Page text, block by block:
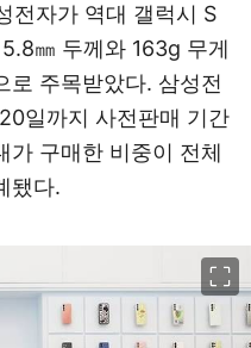
전자가 역대 갤럭시 S
㎜ 두께와 163g 무게
로 주목받았다. 삼성전
일까지 사전판매 기간
가 구매한 비중이 전체
됐다.